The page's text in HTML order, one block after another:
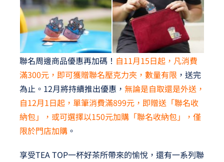
聯名周邊商品優惠再加碼！ 自11月15日起，凡消費
滿300元，即可獲贈聯名壓克力夾，數量有限 ，送完
為止。12月將持續推出優惠， 無論是自取還是外送，
自12月1日起，單筆消費滿899元，即贈送「聯名收
納包」，或可選擇以150元加購「聯名收納包」，僅
限於門店加購。
享受TEA TOP一杯好茶所帶來的愉悅，還有一系列聯